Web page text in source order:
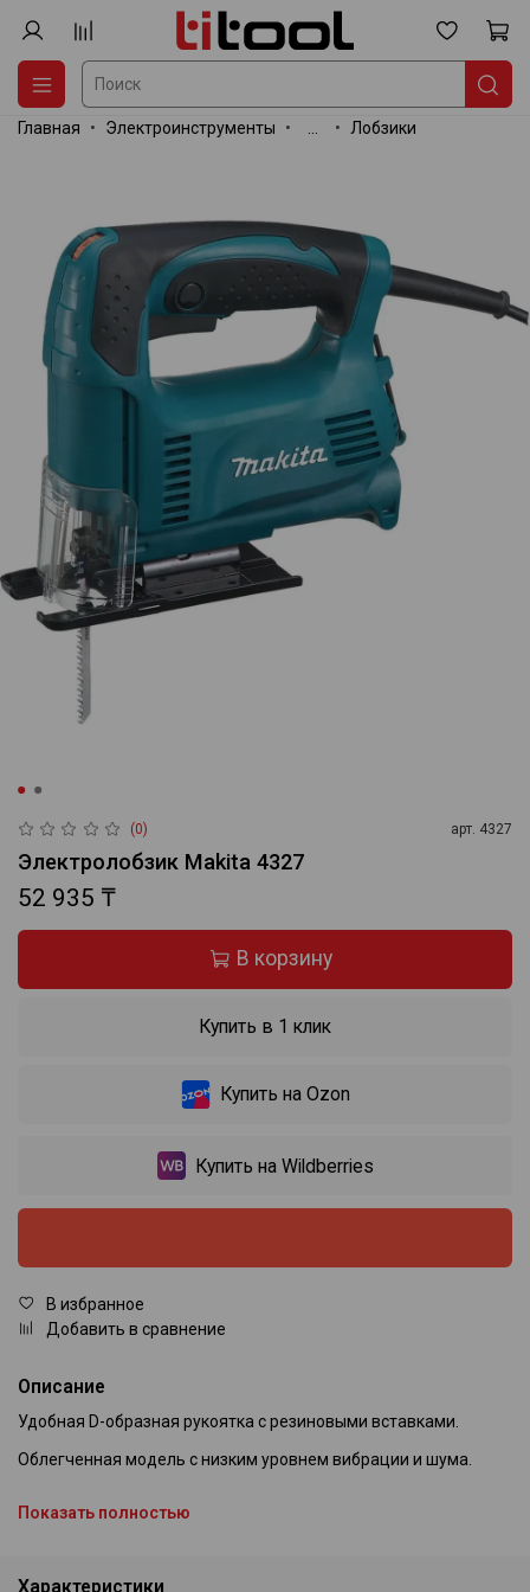
Главная Электроинструменты Лобзики
(0) арт. 4327
Электролобзик Makita 4327
52 935 ₸
В корзину
Купить в 1 клик
Купить на Ozon
Купить на Wildberries
В избранное
Добавить в сравнение
Описание
Удобная D-образная рукоятка с резиновыми вставками.
Облегченная модель с низким уровнем вибрации и шума.
Показать полностью
Характеристики